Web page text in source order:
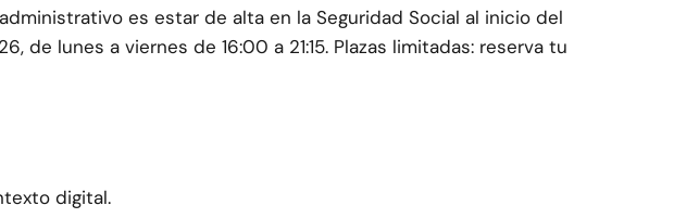
es estar de alta en la Seguridad Social al inicio del
de lunes a viernes de 16:00 a 21:15. Plazas limitadas: reserva tu
digital.